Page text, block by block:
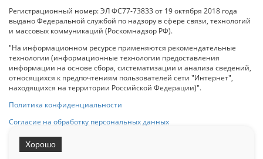
Регистрационный номер: ЭЛ ФС77-73833 от 19 октября 2018 года
выдано Федеральной службой по надзору в сфере связи, технологий
и массовых коммуникаций (Роскомнадзор РФ).
"На информационном ресурсе применяются рекомендательные
технологии (информационные технологии предоставления
информации на основе сбора, систематизации и анализа сведений,
относящихся к предпочтениям пользователей сети "Интернет",
находящихся на территории Российской Федерации)".
Политика конфиденциальности
Согласие на обработку персональных данных
Хорошо